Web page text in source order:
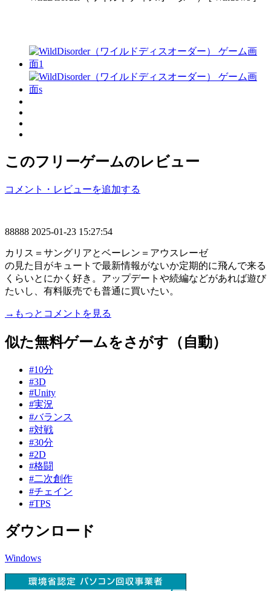
このフリーゲームのレビュー
コメント・レビューを追加する
88888 2025-01-23 15:27:54
カリス＝サングリアとベーレン＝アウスレーゼ
の見た目がキュートで最新情報がないか定期的に飛んで来る
くらいとにかく好き。アップデートや続編などがあれば遊び
たいし、有料販売でも普通に買いたい。
→もっとコメントを見る
似た無料ゲームをさがす（自動）
#10分
#3D
#Unity
#実況
#バランス
#対戦
#30分
#2D
#格闘
#二次創作
#チェイン
#TPS
ダウンロード
Windows